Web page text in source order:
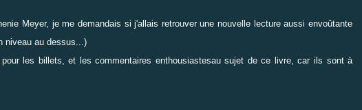
Meyer, je me demandais si j'allais retrouver une nouvelle lecture aussi envoûtante
niveau au dessus...)
pour les billets, et les commentaires enthousiastesau sujet de ce livre, car ils sont à